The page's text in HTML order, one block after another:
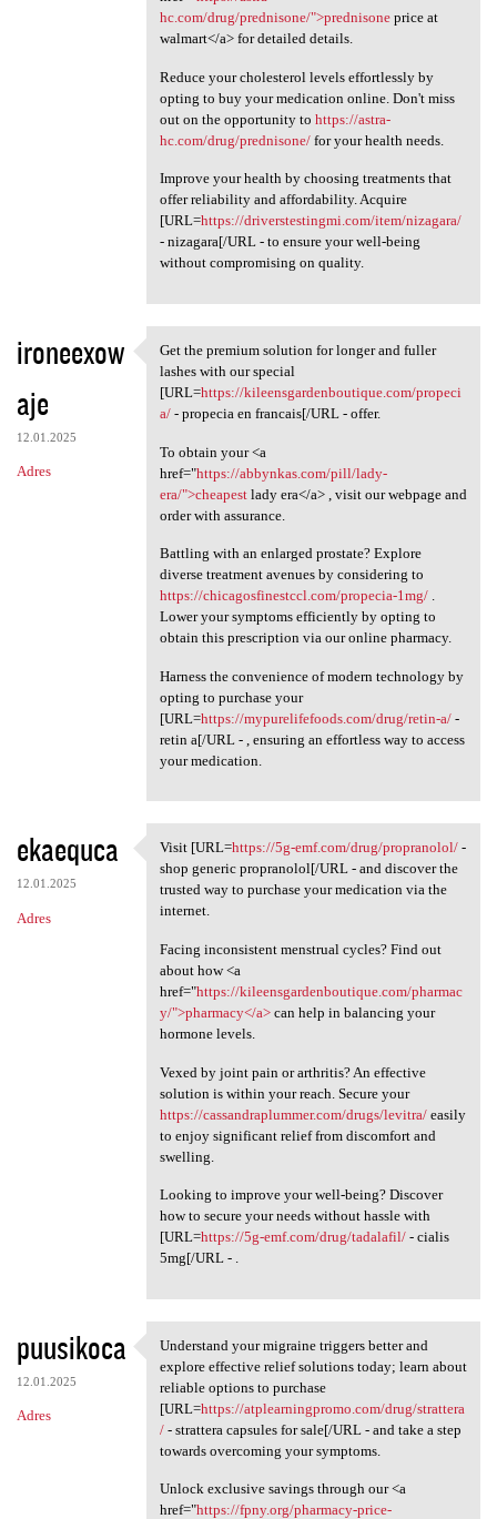
hc.com/drug/prednisone/">prednisoneprice at
walmart</a> for detailed details.
Reduce your cholesterol levels effortlessly by
opting to buy your medication online. Don't miss
out on the opportunity to https://astra-
hc.com/drug/prednisone/for your health needs.
Improve your health by choosing treatments that
offer reliability and affordability. Acquire
[URL=https://driverstestingmi.com/item/nizagara/
- nizagara[/URL - to ensure your well-being
without compromising on quality.
ironeexow
aje
12.01.2025
Adres
Get the premium solution for
Get the premium solution for longer and fuller
lashes with our special
[URL=https://kileensgardenboutique.com/propeci
a/- propecia en francais[/URL - offer.
To obtain your <a
href="https://abbynkas.com/pill/lady-
era/">cheapestlady era</a> , visit our webpage and
order with assurance.
Battling with an enlarged prostate? Explore
diverse treatment avenues by considering to
https://chicagosfinestccl.com/propecia-1mg/.
Lower your symptoms efficiently by opting to
obtain this prescription via our online pharmacy.
Harness the convenience of modern technology by
opting to purchase your
[URL=https://mypurelifefoods.com/drug/retin-a/-
retin a[/URL - , ensuring an effortless way to access
your medication.
ekaequca
12.01.2025
Adres
Visit [URL=https://5g-emf.com
Visit [URL=https://5g-emf.com/drug/propranolol/-
shop generic propranolol[/URL - and discover the
trusted way to purchase your medication via the
internet.
Facing inconsistent menstrual cycles? Find out
about how <a
href="https://kileensgardenboutique.com/pharmac
y/">pharmacy</a>can help in balancing your
hormone levels.
Vexed by joint pain or arthritis? An effective
solution is within your reach. Secure your
https://cassandraplummer.com/drugs/levitra/easily
to enjoy significant relief from discomfort and
swelling.
Looking to improve your well-being? Discover
how to secure your needs without hassle with
[URL=https://5g-emf.com/drug/tadalafil/- cialis
5mg[/URL - .
puusikoca
12.01.2025
Adres
Understand your migraine
Understand your migraine triggers better and
explore effective relief solutions today; learn about
reliable options to purchase
[URL=https://atplearningpromo.com/drug/strattera
/- strattera capsules for sale[/URL - and take a step
towards overcoming your symptoms.
Unlock exclusive savings through our <a
href="https://fpny.org/pharmacy-price-